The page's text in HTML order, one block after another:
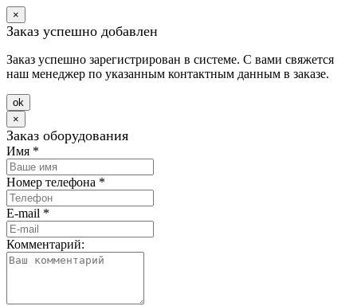
×
Заказ успешно добавлен
Заказ успешно зарегистрирован в системе. С вами свяжется
наш менеджер по указанным контактным данным в заказе.
оk
×
Заказ оборудования
Имя *
Номер телефона *
E-mail *
Комментарий: